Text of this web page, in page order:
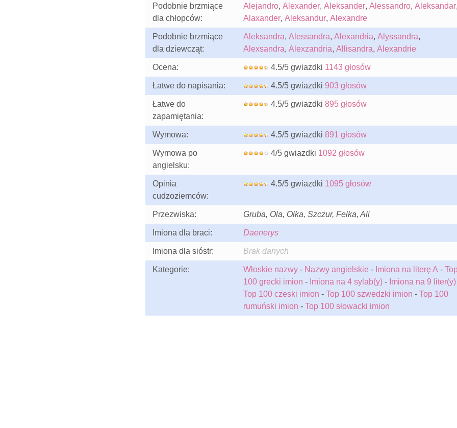
Podobnie brzmiące
dla chłopców:
Alejandro, Alexander, Aleksander, Alessandro, Aleksandar
Alaxander, Aleksandur, Alexandre
Podobnie brzmiące
dla dziewcząt:
Aleksandra, Alessandra, Alexandria, Alyssandra,
Alexsandra, Alexzandria, Allisandra, Alexandrie
Ocena: 4.5/5 gwiazdki 1143 głosów
Łatwe do napisania: 4.5/5 gwiazdki 903 głosów
Łatwe do
zapamiętania:
4.5/5 gwiazdki 895 głosów
Wymowa: 4.5/5 gwiazdki 891 głosów
Wymowa po
angielsku:
4/5 gwiazdki 1092 głosów
Opinia
cudzoziemców:
4.5/5 gwiazdki 1095 głosów
Przezwiska: Gruba, Ola, Olka, Szczur, Felka, Ali
Imiona dla braci: Daenerys
Imiona dla sióstr: Brak danych
Kategorie: Włoskie nazwy- Nazwy angielskie - Imiona na literę A -
100 grecki imion - Imiona na 4 sylab(y)- Imiona na 9 liter(y)
Top 100 czeski imion - Top 100 szwedzki imion - Top 100
rumuński imion - Top 100 słowacki imion